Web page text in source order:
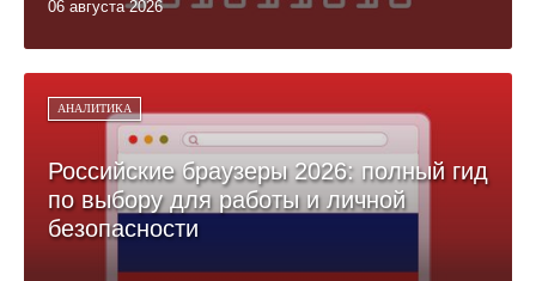
06 августа 2026
АНАЛИТИКА
Российские браузеры 2026: полный гид
по выбору для работы и личной
безопасности